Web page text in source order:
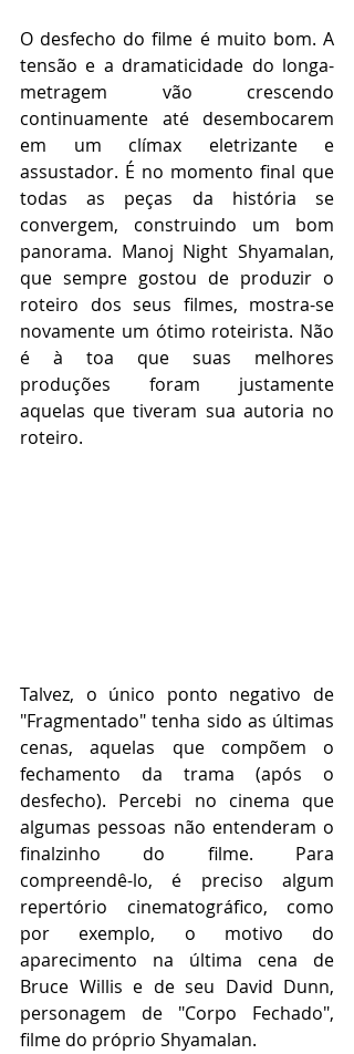
O desfecho do filme é muito bom. A
tensão e a dramaticidade do longa-
metragem vão crescendo
continuamente até desembocarem
em um clímax eletrizante e
assustador. É no momento final que
todas as peças da história se
convergem, construindo um bom
panorama. Manoj Night Shyamalan,
que sempre gostou de produzir o
roteiro dos seus filmes, mostra-se
novamente um ótimo roteirista. Não
é à toa que suas melhores
produções foram justamente
aquelas que tiveram sua autoria no
roteiro.
Talvez, o único ponto negativo de
"Fragmentado" tenha sido as últimas
cenas, aquelas que compõem o
fechamento da trama (após o
desfecho). Percebi no cinema que
algumas pessoas não entenderam o
finalzinho do filme. Para
compreendê-lo, é preciso algum
repertório cinematográfico, como
por exemplo, o motivo do
aparecimento na última cena de
Bruce Willis e de seu David Dunn,
personagem de "Corpo Fechado",
filme do próprio Shyamalan.